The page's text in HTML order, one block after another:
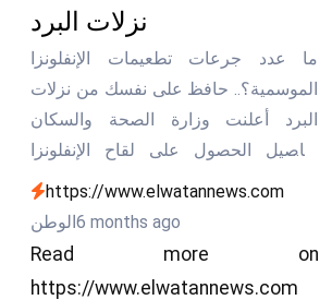
نزلات البرد
ما عدد جرعات تطعيمات الإنفلونزا
الموسمية؟.. حافظ على نفسك من نزلات
البرد أعلنت وزارة الصحة والسكان
تفاصيل الحصول على لقاح الإنفلونزا
الموسمية لجميع الفئات وللأطفال
وأوضحت الجرعات التي يجب تلقيها -
الوطن
https://www.elwatannews.com
الوطن6 months ago
Read more on
https://www.elwatannews.com